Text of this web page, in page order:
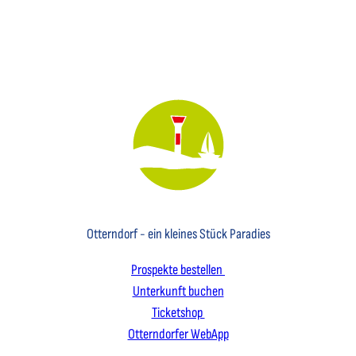
Otterndorf - ein kleines Stück Paradies
Prospekte bestellen
Unterkunft buchen
Ticketshop
Otterndorfer WebApp